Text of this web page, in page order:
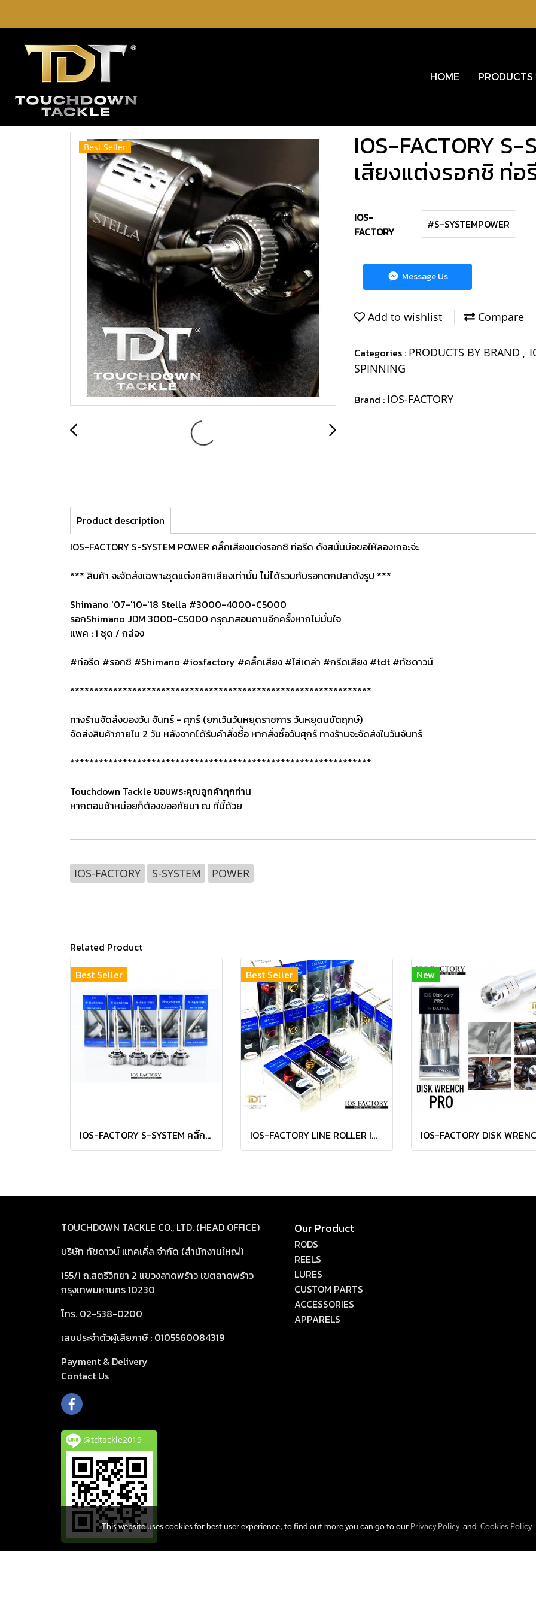
HOME PRODUCTS
Best Seller IOS-FACTORY S-
เสียงแต่งรอกชิ ท่
IOS-
FACTORY
#S-SYSTEMPOWER
Message Us
Add to wishlist Compare
Categories : PRODUCTS BY BRAND ,
SPINNING
Brand : IOS-FACTORY
Product description
IOS-FACTORY S-SYSTEM POWER คลิ๊กเสียงแต่งรอกชิ ท่อรีด ดังสนั่นบ่อขอให้ลองเถอะจ่ะ
*** สินค้า จะจัดส่งเฉพาะชุดแต่งคลิกเสียงเท่านั้น ไม่ได้รวมกับรอกตกปลาดังรูป ***
Shimano '07-'10-'18 Stella #3000-4000-C5000
รอกShimano JDM 3000-C5000 กรุณาสอบถามอีกครั้งหากไม่มั่นใจ
แพค : 1 ชุด / กล่อง
#ท่อรีด #รอกชิ #Shimano #iosfactory #คลิ๊กเสียง #ใส่เตล่า #กรีดเสียง #tdt #ทัชดาวน์
***************************************************************
ทางร้านจัดส่งของวัน จันทร์ - ศุกร์ (ยกเว้นวันหยุดราชการ วันหยุดนขัตฤกษ์)
จัดส่งสินค้าภายใน 2 วัน หลังจากได้รับคำสั่งซื่้อ หากสั่งซ์้อวันศุกร์ ทางร้านจะจัดส่งในวันจันทร์
***************************************************************
Touchdown Tackle ขอบพระคุณลูกค้าทุกท่าน
หากตอบช้าหน่อยก็ต้องขออภัยมา ณ ที่นี้ด้วย
IOS-FACTORY S-SYSTEM POWER
Related Product
Best Seller
IOS-FACTORY S-SYSTEM คลิ๊กเสียงแต่งรอกชิ ท่อรีด ดังสนั่นบ่อขอให้ลองเถอะจ่ะ
Best Seller
IOS-FACTORY LINE ROLLER IMPACT ไลน์โรเลอร์แต่งมหาเทพ
New
TOUCHDOWN TACKLE CO., LTD. (HEAD OFFICE)
บริษัท ทัชดาวน์ แทคเคิ่ล จำกัด (สำนักงานใหญ่)
155/1 ถ.สตรีวิทยา 2 แขวงลาดพร้าว เขตลาดพร้าว
กรุงเทพมหานคร 10230
โทร. 02-538-0200
เลขประจำตัวผู้เสียภาษี : 0105560084319
Payment & Delivery
Contact Us
@tdtackle2019
Our Product
RODS
REELS
LURES
CUSTOM PARTS
ACCESSORIES
APPARELS
This website uses cookies for best user experience, to find out more you can go to our Privacy PolicyandCookies Policy